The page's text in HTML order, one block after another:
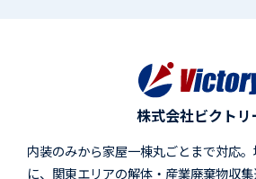
株式会社ビクトリ
内装のみから家屋一棟丸ごとまで対応
に、関東エリアの解体・産業廃棄物収